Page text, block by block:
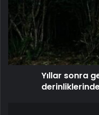
Yıllar sonra